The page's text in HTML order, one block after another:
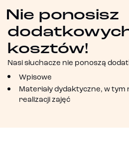
Nie ponosisz
kosztów!
Nasi słuchacze nie ponoszą
Wpisowe
Materiały dydaktyczne, w tym
realizacji zajęć